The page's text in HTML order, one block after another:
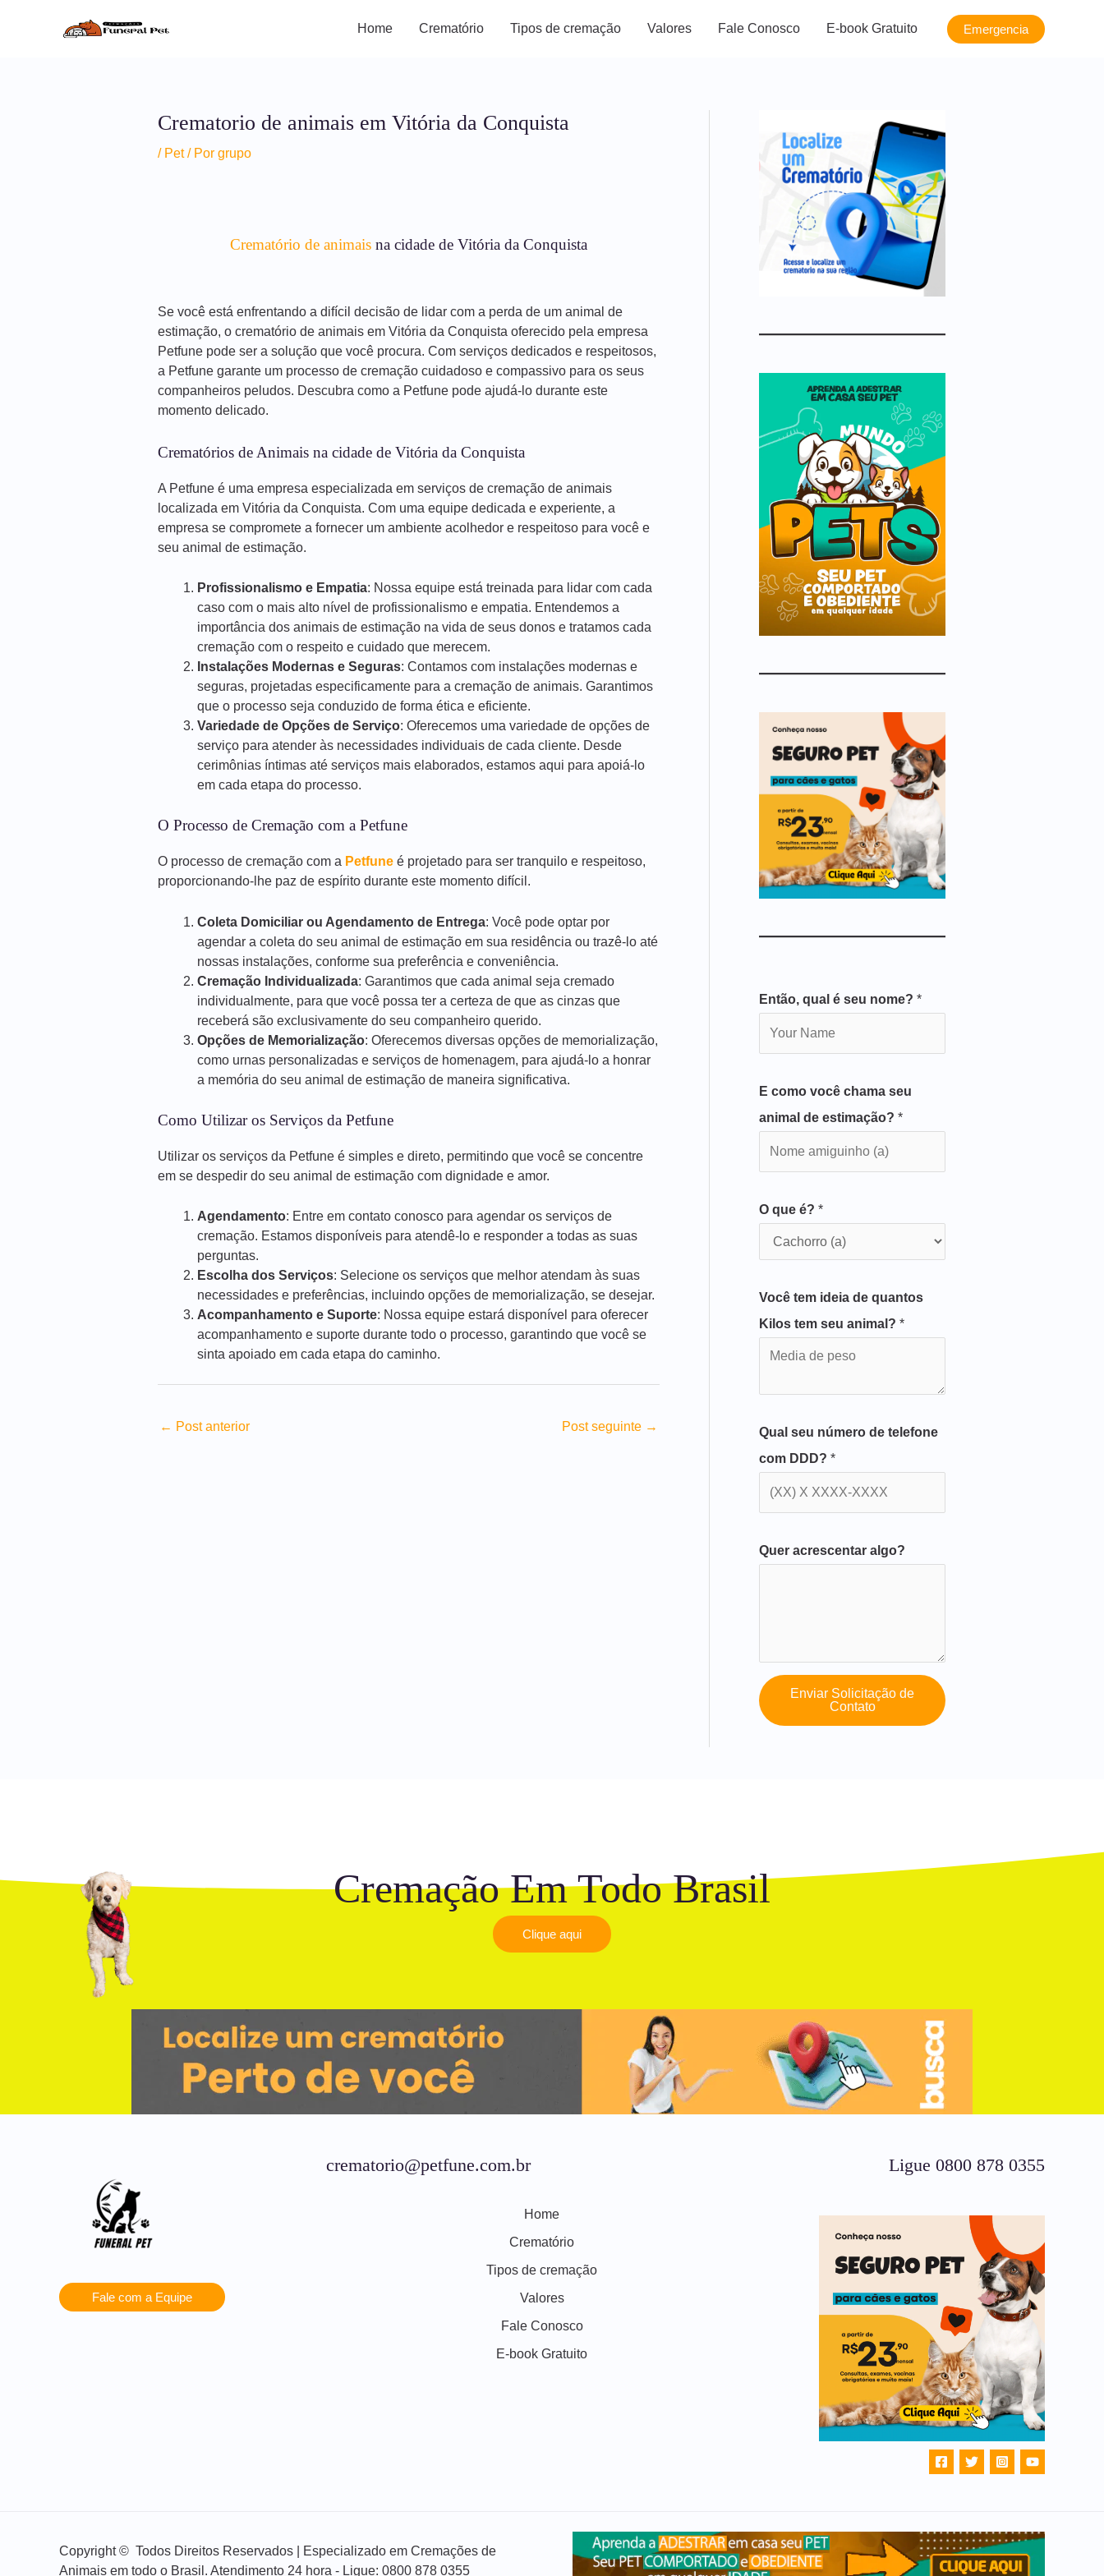
Home Crematório Tipos de cremação Valores Fale Conosco E-book Gratuito Emergencia
Crematorio de animais em Vitória da Conquista
/ Pet/ Por grupo
Crematório de animais na cidade de Vitória da Conquista
Se você está enfrentando a difícil decisão de lidar com a perda de um animal de
estimação, o crematório de animais em Vitória da Conquista oferecido pela empresa
Petfune pode ser a solução que você procura. Com serviços dedicados e respeitosos,
a Petfune garante um processo de cremação cuidadoso e compassivo para os seus
companheiros peludos. Descubra como a Petfune pode ajudá-lo durante este
momento delicado.
Crematórios de Animais na cidade de Vitória da Conquista
A Petfune é uma empresa especializada em serviços de cremação de animais
localizada em Vitória da Conquista. Com uma equipe dedicada e experiente, a
empresa se compromete a fornecer um ambiente acolhedor e respeitoso para você e
seu animal de estimação.
Profissionalismo e Empatia: Nossa equipe está treinada para lidar com cada
caso com o mais alto nível de profissionalismo e empatia. Entendemos a
importância dos animais de estimação na vida de seus donos e tratamos cada
cremação com o respeito e cuidado que merecem.
Instalações Modernas e Seguras: Contamos com instalações modernas e
seguras, projetadas especificamente para a cremação de animais. Garantimos
que o processo seja conduzido de forma ética e eficiente.
Variedade de Opções de Serviço: Oferecemos uma variedade de opções de
serviço para atender às necessidades individuais de cada cliente. Desde
cerimônias íntimas até serviços mais elaborados, estamos aqui para apoiá-lo
em cada etapa do processo.
O Processo de Cremação com a Petfune
O processo de cremação com a Petfune é projetado para ser tranquilo e respeitoso,
proporcionando-lhe paz de espírito durante este momento difícil.
Coleta Domiciliar ou Agendamento de Entrega: Você pode optar por
agendar a coleta do seu animal de estimação em sua residência ou trazê-lo até
nossas instalações, conforme sua preferência e conveniência.
Cremação Individualizada: Garantimos que cada animal seja cremado
individualmente, para que você possa ter a certeza de que as cinzas que
receberá são exclusivamente do seu companheiro querido.
Opções de Memorialização: Oferecemos diversas opções de memorialização,
como urnas personalizadas e serviços de homenagem, para ajudá-lo a honrar
a memória do seu animal de estimação de maneira significativa.
Como Utilizar os Serviços da Petfune
Utilizar os serviços da Petfune é simples e direto, permitindo que você se concentre
em se despedir do seu animal de estimação com dignidade e amor.
Agendamento: Entre em contato conosco para agendar os serviços de
cremação. Estamos disponíveis para atendê-lo e responder a todas as suas
perguntas.
Escolha dos Serviços: Selecione os serviços que melhor atendam às suas
necessidades e preferências, incluindo opções de memorialização, se desejar.
Acompanhamento e Suporte: Nossa equipe estará disponível para oferecer
acompanhamento e suporte durante todo o processo, garantindo que você se
sinta apoiado em cada etapa do caminho.
← Post anterior Post seguinte →
Então, qual é seu nome? *
E como você chama seu
animal de estimação? *
O que é? *
Você tem ideia de quantos
Kilos tem seu animal? *
Qual seu número de telefone
com DDD? *
Quer acrescentar algo?
Enviar Solicitação de
Contato
Cremação Em Todo Brasil
Clique aqui
Fale com a Equipe
crematorio@petfune.com.br
Home
Crematório
Tipos de cremação
Valores
Fale Conosco
E-book Gratuito
Ligue 0800 878 0355
Copyright © Todos Direitos Reservados | Especializado em Cremações de
Animais em todo o Brasil. Atendimento 24 hora - Ligue: 0800 878 0355